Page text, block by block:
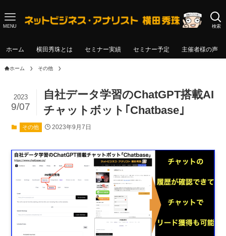
検索
MENU
ホーム 横田秀珠とは セミナー実績 セミナー予定 主催者様の声
ホーム その他
自社データ学習のChatGPT搭載AI
チャットボット｢Chatbase｣
2023
9/07
その他 2023年9月7日